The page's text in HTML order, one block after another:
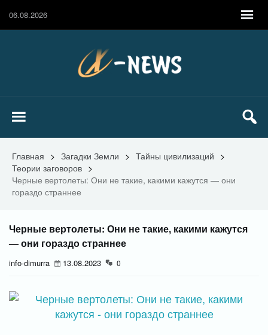
06.08.2026
Главная > Загадки Земли > Тайны цивилизаций >
Теории заговоров >
Черные вертолеты: Они не такие, какими кажутся — они
гораздо страннее
Черные вертолеты: Они не такие, какими кажутся
— они гораздо страннее
info-dimurra 13.08.2023 0